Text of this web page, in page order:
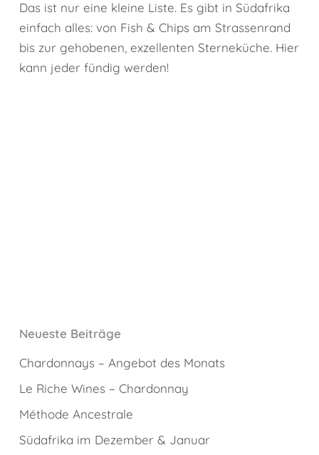
Das ist nur eine kleine Liste. Es gibt in Südafrika
einfach alles: von Fish & Chips am Strassenrand
bis zur gehobenen, exzellenten Sterneküche. Hier
kann jeder fündig werden!
Neueste Beiträge
Chardonnays – Angebot des Monats
Le Riche Wines – Chardonnay
Méthode Ancestrale
Südafrika im Dezember & Januar